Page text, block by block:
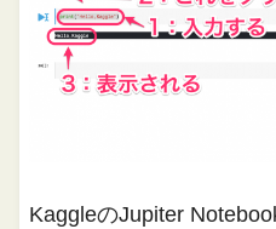
KaggleのJupiter